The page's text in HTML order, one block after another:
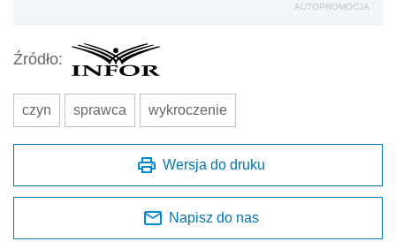
AUTOPROMOCJA
Źródło:
czyn sprawca wykroczenie
Wersja do druku
Napisz do nas